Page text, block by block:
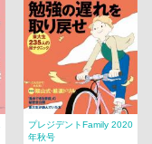
プレジデントFamily 2020
年秋号